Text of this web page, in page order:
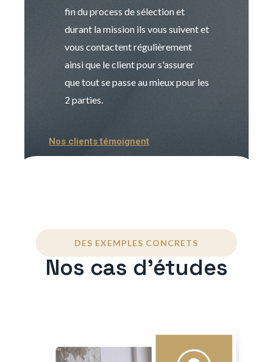
fin du process de sélection et
durant la mission ils vous suivent et
vous contactent régulièrement
ainsi que le client pour s'assurer
que tout se passe au mieux pour les
2 parties.
Nos clients témoignent
DES EXEMPLES CONCRETS
Nos cas d'études